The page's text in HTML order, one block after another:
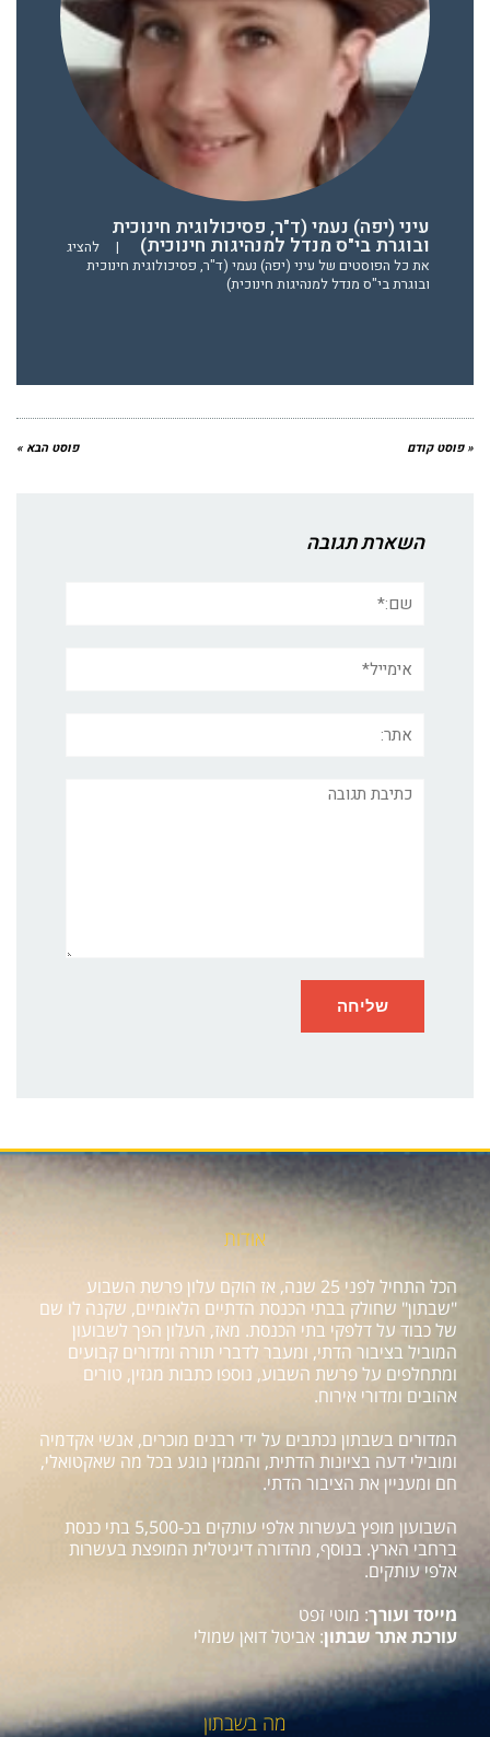
עיני (יפה) נעמי (ד"ר, פסיכולוגית חינוכית
ובוגרת בי"ס מנדל למנהיגות חינוכית) |
להציג
את כל הפוסטים של עיני (יפה) נעמי (ד"ר, פסיכולוגית חינוכית
ובוגרת בי"ס מנדל למנהיגות חינוכית)
« פוסט קודם פוסט הבא »
השארת תגובה
תגובה
אודות
הכל התחיל לפני 25 שנה, אז הוקם עלון פרשת השבוע
"שבתון" שחולק בבתי הכנסת הדתיים הלאומיים, שקנה לו שם
של כבוד על דלפקי בתי הכנסת. מאז, העלון הפך לשבועון
המוביל בציבור הדתי, ומעבר לדברי תורה ומדורים קבועים
ומתחלפים על פרשת השבוע, נוספו כתבות מגזין, טורים
אהובים ומדורי אירוח.
המדורים בשבתון נכתבים על ידי רבנים מוכרים, אנשי אקדמיה
ומובילי דעה בציונות הדתית, והמגזין נוגע בכל מה שאקטואלי,
חם ומעניין את הציבור הדתי.
השבועון מופץ בעשרות אלפי עותקים בכ-5,500 בתי כנסת
ברחבי הארץ. בנוסף, מהדורה דיגיטלית המופצת בעשרות
אלפי עותקים.
מייסד ועורך: מוטי זפט
עורכת אתר שבתון: אביטל דואן שמולי
מה בשבתון